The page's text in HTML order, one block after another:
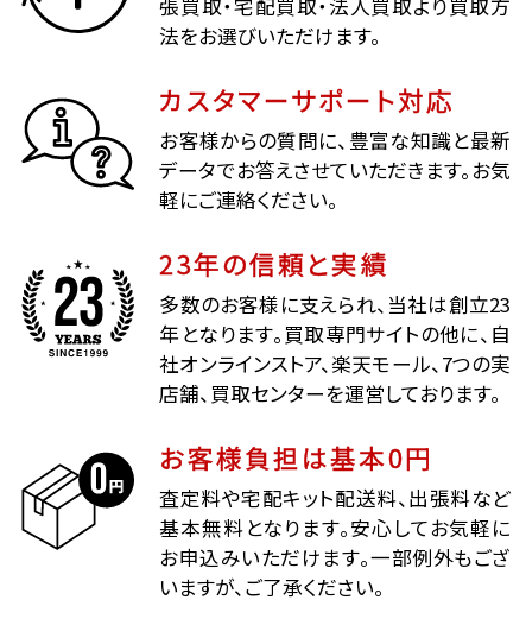
張買取・宅配買取・法人買取より買取方
法をお選びいただけます。
カスタマーサポート対応
お客様からの質問に、豊富な知識と最新
データでお答えさせていただきます。お気
軽にご連絡ください。
23年の信頼と実績
多数のお客様に支えられ、当社は創立23
年となります。買取専門サイトの他に、自
社オンラインストア、楽天モール、7つの実
店舗、買取センターを運営しております。
お客様負担は基本0円
査定料や宅配キット配送料、出張料など
基本無料となります。安心してお気軽に
お申込みいただけます。一部例外もござ
いますが、ご了承ください。